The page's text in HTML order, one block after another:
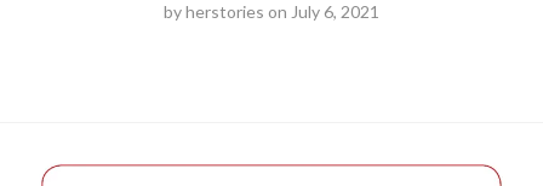
byherstories on July 6, 2021